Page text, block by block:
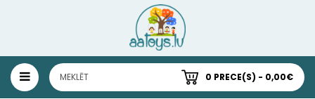
0 PRECE(S) - 0,00€